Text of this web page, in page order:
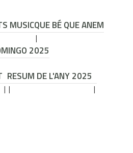
MUSICQUE BÉ QUE ANEM
2025
RESUM DE L'ANY 2025